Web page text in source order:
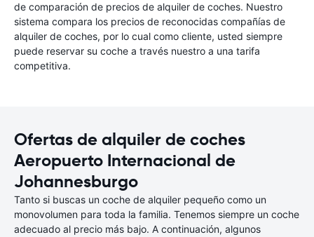
de comparación de precios de alquiler de coches. Nuestro
sistema compara los precios de reconocidas compañías de
alquiler de coches, por lo cual como cliente, usted siempre
puede reservar su coche a través nuestro a una tarifa
competitiva.
Ofertas de alquiler de coches
Aeropuerto Internacional de
Johannesburgo
Tanto si buscas un coche de alquiler pequeño como un
monovolumen para toda la familia. Tenemos siempre un coche
adecuado al precio más bajo. A continuación, algunos